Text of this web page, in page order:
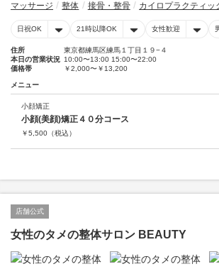
マッサージ 整体 接骨・整骨 カイロプラクティッ
日祝OK 21時以降OK 女性歓迎
住所
東京都練馬区練馬１丁目１９−４
本日の営業状況 10:00〜13:00 15:00〜22:00
価格帯
￥2,000〜￥13,200
メニュー
小顔矯正
小顔(美顔)矯正４０分コース
￥5,500 （税込）
店舗公式
女性のタメの整体サロン BEAUTY